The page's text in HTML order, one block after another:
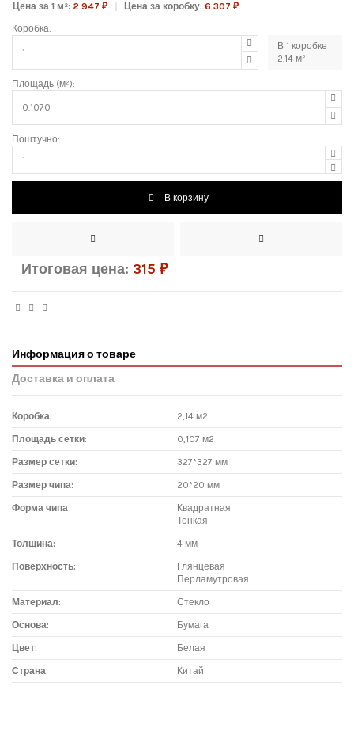
Цена за 1 м²: 2 947 ₽ Цена за коробку:6 307 ₽
Коробка:
В 1 коробке
2.14м²
Площадь (м²):
Поштучно:
В корзину
Итоговая цена: 315 ₽
Информация о товаре
Доставка и оплата
Коробка: 2,14 м2
Площадь сетки: 0,107 м2
Размер сетки: 327*327 мм
Размер чипа: 20*20 мм
Форма чипа
Квадратная
Тонкая
Толщина: 4 мм
Поверхность:
Глянцевая
Перламутровая
Материал: Стекло
Основа: Бумага
Цвет: Белая
Страна: Китай